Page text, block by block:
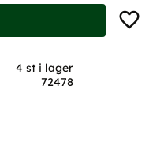
4 st i lager
72478